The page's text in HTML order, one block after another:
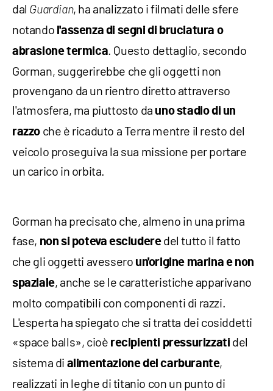
dal Guardian, ha analizzato i filmati delle sfere
notando l'assenza di segni di bruciatura o
abrasione termica . Questo dettaglio, secondo
Gorman, suggerirebbe che gli oggetti non
provengano da un rientro diretto attraverso
l'atmosfera, ma piuttosto da uno stadio di un
razzo che è ricaduto a Terra mentre il resto del
veicolo proseguiva la sua missione per portare
un carico in orbita.
Gorman ha precisato che, almeno in una prima
fase, non si poteva escluderedel tutto il fatto
che gli oggetti avessero un'origine marina e non
spaziale, anche se le caratteristiche apparivano
molto compatibili con componenti di razzi.
L'esperta ha spiegato che si tratta dei cosiddetti
«space balls», cioè recipienti pressurizzati del
sistema di alimentazione del carburante,
realizzati in leghe di titanio con un punto di